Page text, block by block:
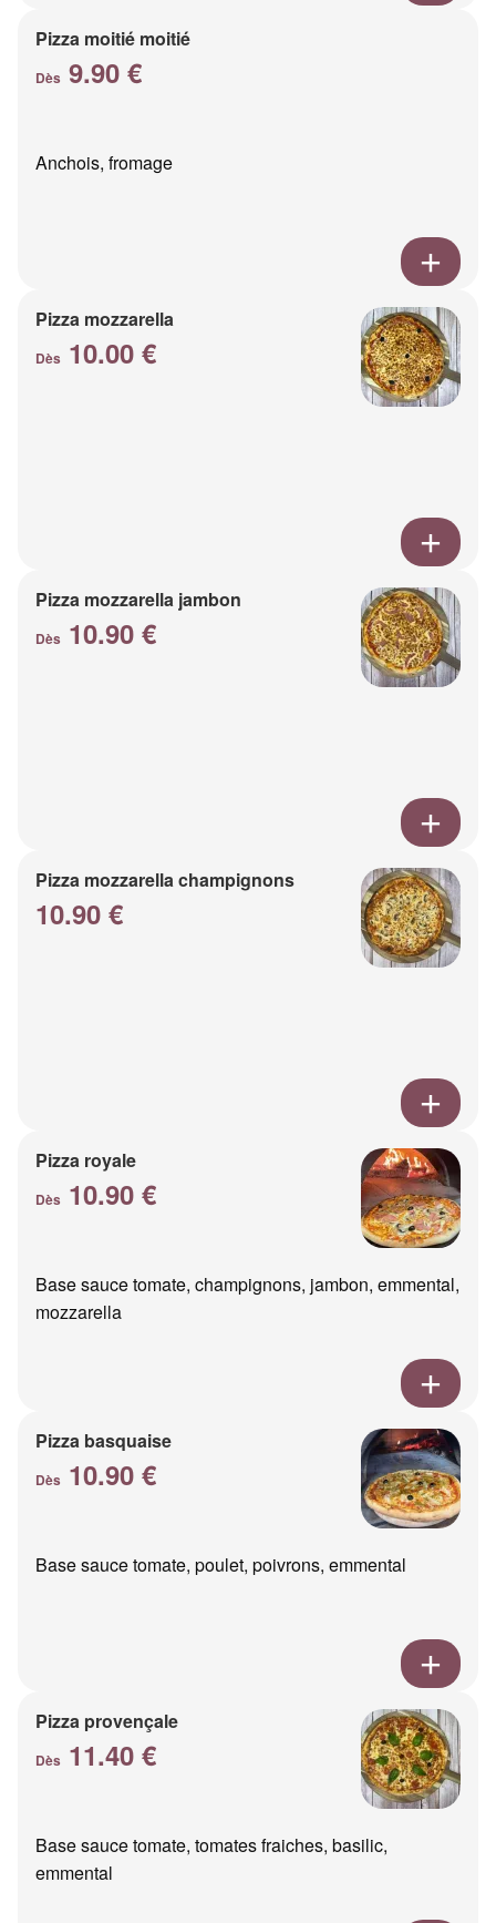
Pizza moitié moitié
Dès 9.90 €
Anchois, fromage
Pizza mozzarella
Dès 10.00 €
Pizza mozzarella jambon
Dès 10.90 €
Pizza mozzarella champignons
10.90 €
Pizza royale
Dès 10.90 €
Base sauce tomate, champignons, jambon, emmental,
mozzarella
Pizza basquaise
Dès 10.90 €
Base sauce tomate, poulet, poivrons, emmental
Pizza provençale
Dès 11.40 €
Base sauce tomate, tomates fraiches, basilic,
emmental